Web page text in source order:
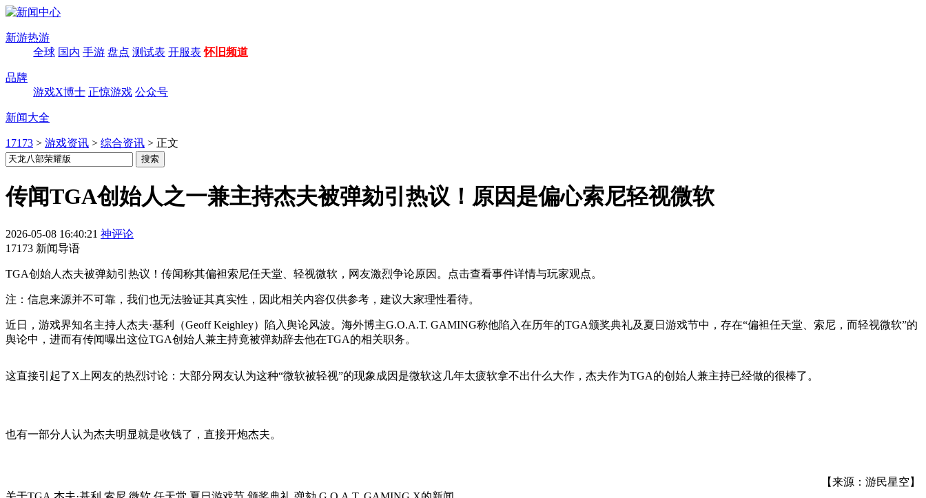
新游热游
全球 国内 手游 盘点 测试表 开服表 怀旧频道
品牌
游戏X博士 正惊游戏 公众号
新闻大全
17173 > 游戏资讯 > 综合资讯 > 正文
传闻TGA创始人之一兼主持杰夫被弹劾引热议！原因是偏心索尼轻视微软
2026-05-08 16:40:21 神评论
17173 新闻导语
TGA创始人杰夫被弹劾引热议！传闻称其偏袒索尼任天堂、轻视微软，网友激烈争论原因。点击查看事件详情与玩家观点。
注：信息来源并不可靠，我们也无法验证其真实性，因此相关内容仅供参考，建议大家理性看待。
近日，游戏界知名主持人杰夫·基利（Geoff Keighley）陷入舆论风波。海外博主G.O.A.T. GAMING称他陷入在历年的TGA颁奖典礼及夏日游戏节中，存在“偏袒任天堂、索尼，而轻视微软”的
舆论中，进而有传闻曝出这位TGA创始人兼主持竟被弹劾辞去他在TGA的相关职务。
这直接引起了X上网友的热烈讨论：大部分网友认为这种“微软被轻视”的现象成因是微软这几年太疲软拿不出什么大作，杰夫作为TGA的创始人兼主持已经做的很棒了。
也有一部分人认为杰夫明显就是收钱了，直接开炮杰夫。
【来源：游民星空】